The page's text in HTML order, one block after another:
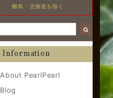
離島・北海道を除く
Information
About PearlPearl
Blog